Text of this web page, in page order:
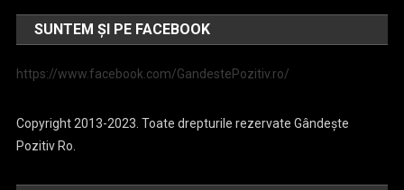
SUNTEM ȘI PE FACEBOOK
https://www.facebook.com/GandestePozitiv.ro/
Copyright 2013-2023. Toate drepturile rezervate Gândește
Pozitiv Ro.